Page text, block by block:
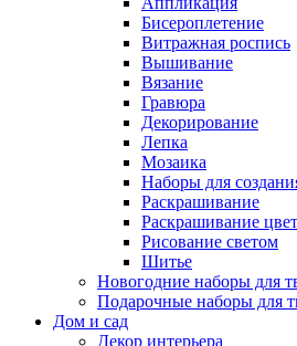
Бисероплетение
Витражная роспись
Вышивание
Вязание
Гравюра
Декорирование
Лепка
Мозаика
Наборы для
Раскрашивание
Раскрашивание
Рисование светом
Шитье
Новогодние наборы для
Подарочные наборы для
Дом и сад
Декор интерьера